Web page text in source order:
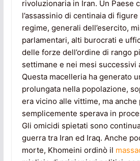
rivoluzionaria in Iran. Un Paese
l’assassinio di centinaia di
regime, generali dell’esercito,
parlamentari, alti burocrati e
delle forze dell’ordine di rango
settimane e nei mesi successivi
Questa macelleria ha generato
prolungata nella popolazione,
era vicino alle vittime, ma anche
semplicemente sperava in
Gli omicidi spietati sono
guerra tra Iran ed Iraq. Anche
morte, Khomeini ordinò il